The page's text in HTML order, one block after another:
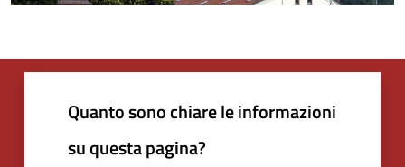
Quanto sono chiare le informazioni
su questa pagina?